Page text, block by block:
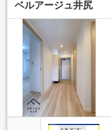
ベルアージュ井尻